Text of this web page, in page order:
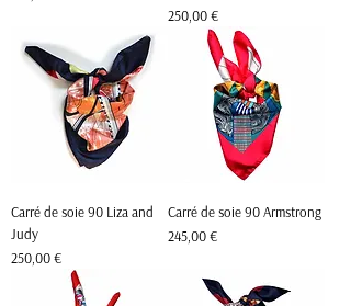
Prix
250,00 €
Carré de soie 90 Liza and
Judy
Prix
250,00 €
Carré de soie 90 Armstrong
Prix
245,00 €